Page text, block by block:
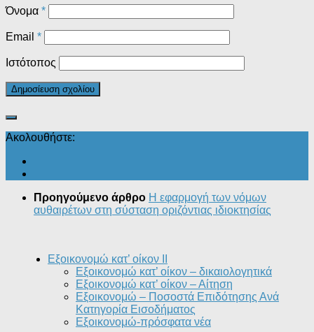
Όνομα *
Email *
Ιστότοπος
Ακολουθήστε:
Προηγούμενο άρθρο Η εφαρμογή των νόμων
αυθαιρέτων στη σύσταση οριζόντιας ιδιοκτησίας
Εξοικονομώ κατ’ οίκον II
Εξοικονομώ κατ’ οίκον – δικαιολογητικά
Εξοικονομώ κατ’ οίκον – Αίτηση
Εξοικονομώ – Ποσοστά Επιδότησης Ανά
Κατηγορία Εισοδήματος
Εξοικονομώ-πρόσφατα νέα